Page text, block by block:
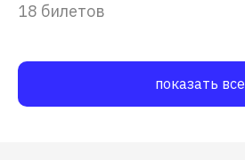
18 билетов
показать все